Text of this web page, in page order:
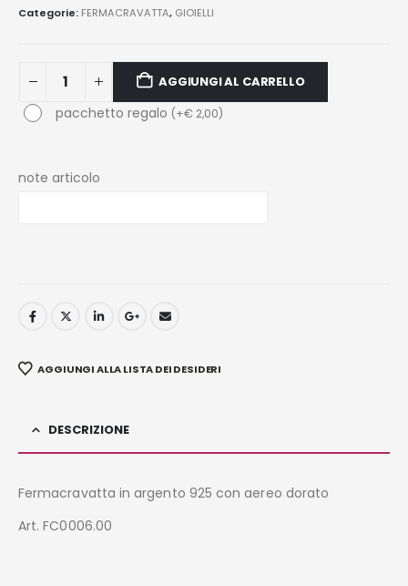
Categorie: FERMACRAVATTA, GIOIELLI
AGGIUNGI AL CARRELLO
pacchetto regalo (+€2,00)
note articolo
AGGIUNGI ALLA LISTA DEI DESIDERI
DESCRIZIONE
Fermacravatta in argento 925 con aereo dorato
Art. FC0006.00